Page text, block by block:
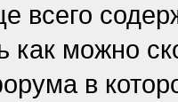
всего
как можно
в